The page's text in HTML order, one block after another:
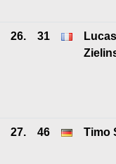
26. 31
Lucas
27. 46 Timo